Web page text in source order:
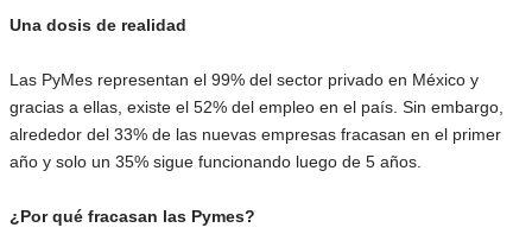
Una dosis de realidad
Las PyMes representan el 99% del sector privado en México y
gracias a ellas, existe el 52% del empleo en el país. Sin embargo,
alrededor del 33% de las nuevas empresas fracasan en el primer
año y solo un 35% sigue funcionando luego de 5 años.
¿Por qué fracasan las Pymes?